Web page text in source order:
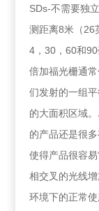
SDs-不需要独
测距离8米（26
4，30，60和90
倍加福光栅通
们发射的一组
的大面积区域
的产品还是很
使得产品很容
相交叉的光线
环境下的正常使